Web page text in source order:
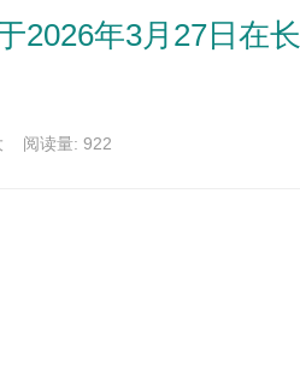
2026年3月27日在长
阅读量: 922